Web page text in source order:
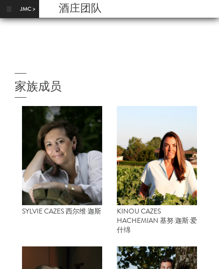
酒庄团队
家族成员
SYLVIE CAZES 西尔维·迦斯
KINOU CAZES
HACHEMIAN 基努·迦斯·爱
什绵